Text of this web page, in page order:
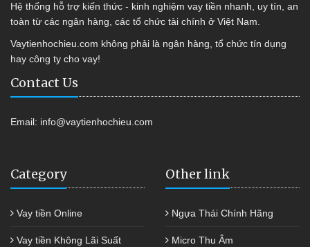
Hệ thống hỗ trợ kiến thức - kinh nghiệm vay tiền nhanh, uy tín, an
toàn từ các ngân hàng, các tổ chức tài chính ở Việt Nam.
Vaytienhochieu.com không phải là ngân hàng, tổ chức tín dụng
hay công ty cho vay!
Contact Us
Email: info@vaytienhochieu.com
Category
Vay tiền Online
Vay tiền Không Lãi Suất
Other link
Ngựa Thái Chính Hãng
Micro Thu Âm